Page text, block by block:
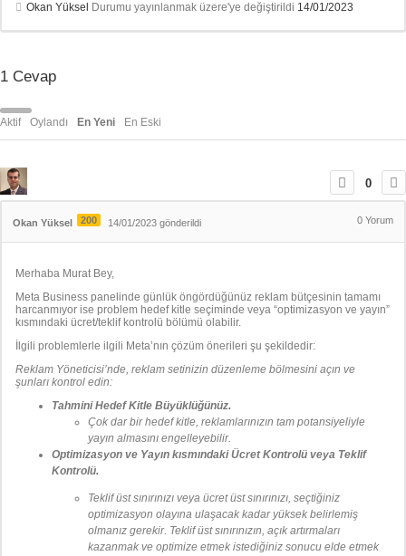
Okan Yüksel
Durumu yayınlanmak üzere'ye değiştirildi 14/01/2023
1 Cevap
Aktif Oylandı En Yeni En Eski
0
Okan Yüksel 200 14/01/2023 gönderildi 0 Yorum
Merhaba Murat Bey,
Meta Business panelinde günlük öngördüğünüz reklam bütçesinin tamamı
harcanmıyor ise problem hedef kitle seçiminde veya “optimizasyon ve yayın”
kısmındaki ücret/teklif kontrolü bölümü olabilir.
İlgili problemlerle ilgili Meta’nın çözüm önerileri şu şekildedir:
Reklam Yöneticisi’nde, reklam setinizin düzenleme bölmesini açın ve
şunları kontrol edin:
Tahmini Hedef Kitle Büyüklüğünüz.
Çok dar bir hedef kitle, reklamlarınızın tam potansiyeliyle
yayın almasını engelleyebilir.
Optimizasyon ve Yayın kısmındaki Ücret Kontrolü veya Teklif
Kontrolü.
Teklif üst sınırınızı veya ücret üst sınırınızı, seçtiğiniz
optimizasyon olayına ulaşacak kadar yüksek belirlemiş
olmanız gerekir. Teklif üst sınırınızın, açık artırmaları
kazanmak ve optimize etmek istediğiniz sonucu elde etmek